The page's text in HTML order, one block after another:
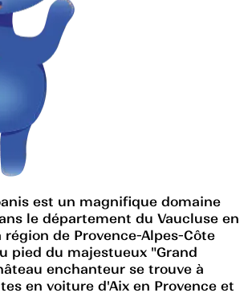
est un magnifique domaine
le département du Vaucluse en
région de Provence-Alpes-Côte
pied du majestueux "Grand
enchanteur se trouve à
en voiture d'Aix en Provence et